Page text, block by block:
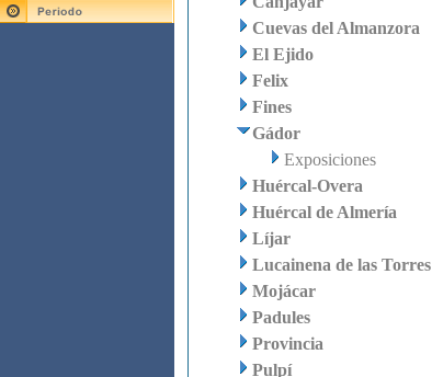
Cuevas del Almanzora
El Ejido
Felix
Fines
Gádor
Exposiciones
Huércal-Overa
Huércal de Almería
Líjar
Lucainena de las Torres
Mojácar
Padules
Provincia
Pulpí